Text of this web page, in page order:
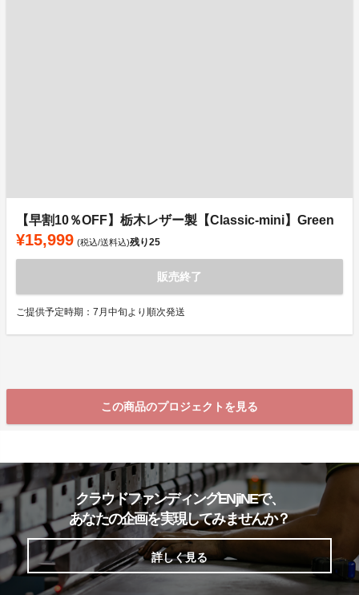
【早割10％OFF】栃木レザー製【Classic-mini】Green
¥15,999 (税込/送料込)残り25
販売終了
ご提供予定時期：7月中旬より順次発送
この商品のプロジェクトを見る
クラウドファンディングENjiNEで、
あなたの企画を実現してみませんか？
詳しく見る